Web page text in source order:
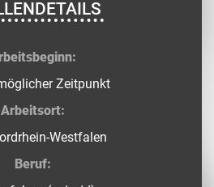
Zeitpunkt
Arbeitsort:
Westfalen
Beruf: